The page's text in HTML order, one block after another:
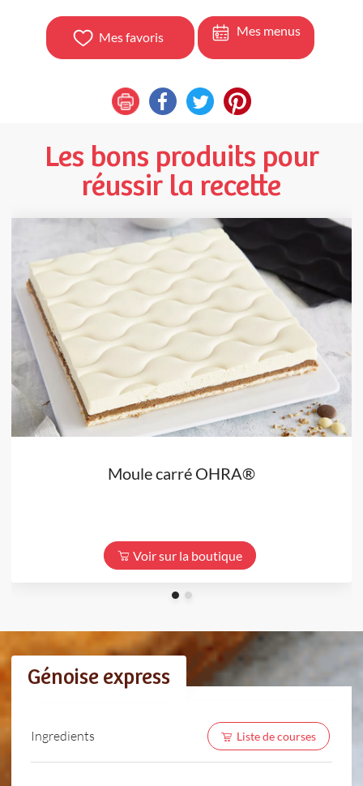
Mes favoris Mes menus
Les bons produits pour
réussir la recette
Moule carré OHRA®
Voir sur la boutique
Génoise express
Ingredients Liste de courses